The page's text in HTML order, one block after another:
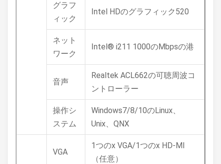
グラフ
ィック
Intel HDのグラフィック520
ネット
ワーク
Intel® i211 1000のMbpsの港
音声
Realtek ACL662の可聴周波コ
ントローラー
操作シ
ステム
Windows7/8/10のLinux、
Unix、QNX
VGA
1つのx VGA/1つのx HD-MI
（任意）